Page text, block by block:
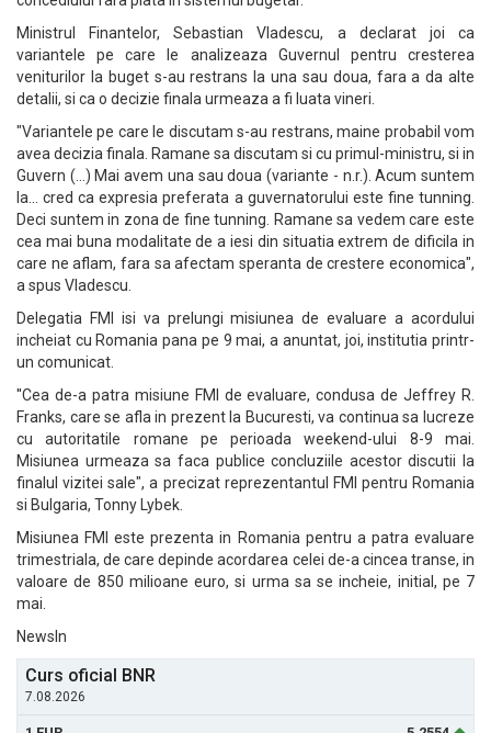
Ministrul Finantelor, Sebastian Vladescu, a declarat joi ca
variantele pe care le analizeaza Guvernul pentru cresterea
veniturilor la buget s-au restrans la una sau doua, fara a da alte
detalii, si ca o decizie finala urmeaza a fi luata vineri.
"Variantele pe care le discutam s-au restrans, maine probabil vom
avea decizia finala. Ramane sa discutam si cu primul-ministru, si in
Guvern (...) Mai avem una sau doua (variante - n.r.). Acum suntem
la... cred ca expresia preferata a guvernatorului este fine tunning.
Deci suntem in zona de fine tunning. Ramane sa vedem care este
cea mai buna modalitate de a iesi din situatia extrem de dificila in
care ne aflam, fara sa afectam speranta de crestere economica",
a spus Vladescu.
Delegatia FMI isi va prelungi misiunea de evaluare a acordului
incheiat cu Romania pana pe 9 mai, a anuntat, joi, institutia printr-
un comunicat.
''Cea de-a patra misiune FMI de evaluare, condusa de Jeffrey R.
Franks, care se afla in prezent la Bucuresti, va continua sa lucreze
cu autoritatile romane pe perioada weekend-ului 8-9 mai.
Misiunea urmeaza sa faca publice concluziile acestor discutii la
finalul vizitei sale", a precizat reprezentantul FMI pentru Romania
si Bulgaria, Tonny Lybek.
Misiunea FMI este prezenta in Romania pentru a patra evaluare
trimestriala, de care depinde acordarea celei de-a cincea transe, in
valoare de 850 milioane euro, si urma sa se incheie, initial, pe 7
mai.
NewsIn
Curs oficial BNR
7.08.2026